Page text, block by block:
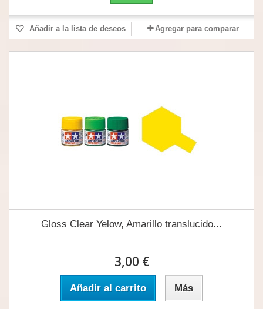
Añadir a la lista de deseos Agregar para comparar
Gloss Clear Yelow, Amarillo translucido...
3,00 €
Añadir al carrito Más